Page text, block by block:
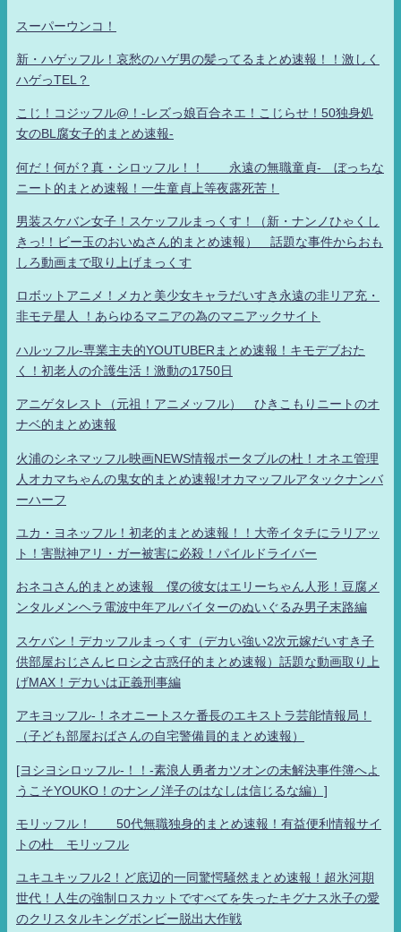
スーパーウンコ！
新・ハゲッフル！哀愁のハゲ男の髪ってるまとめ速報！！激しく
ハゲっTEL？
こじ！コジッフル@！-レズっ娘百合ネエ！こじらせ！50独身処
女のBL腐女子的まとめ速報-
何だ！何が？真・シロッフル！！ 永遠の無職童貞- ぼっちな
ニート的まとめ速報！一生童貞上等夜露死苦！
男装スケバン女子！スケッフルまっくす！（新・ナンノひゃくし
きっ!！ビー玉のおいぬさん的まとめ速報） 話題な事件からおも
しろ動画まで取り上げまっくす
ロボットアニメ！メカと美少女キャラだいすき永遠の非リア充・
非モテ星人 ！あらゆるマニアの為のマニアックサイト
ハルッフル-専業主夫的YOUTUBERまとめ速報！キモデブおた
く！初老人の介護生活！激動の1750日
アニゲタレスト（元祖！アニメッフル） ひきこもりニートのオ
ナベ的まとめ速報
火浦のシネマッフル映画NEWS情報ポータブルの杜！オネエ管理
人オカマちゃんの鬼女的まとめ速報!オカマッフルアタックナンバ
ーハーフ
ユカ・ヨネッフル！初老的まとめ速報！！大帝イタチにラリアッ
ト！害獣神アリ・ガー被害に必殺！パイルドライバー
おネコさん的まとめ速報 僕の彼女はエリーちゃん人形！豆腐メ
ンタルメンヘラ電波中年アルバイターのぬいぐるみ男子末路編
スケバン！デカッフルまっくす（デカい強い2次元嫁だいすき子
供部屋おじさんヒロシ之古惑仔的まとめ速報）話題な動画取り上
げMAX！デカいは正義刑事編
アキヨッフル-！ネオニートスケ番長のエキストラ芸能情報局！
（子ども部屋おばさんの自宅警備員的まとめ速報）
[ヨシヨシロッフル-！！-素浪人勇者カツオンの未解決事件簿へよ
うこそYOUKO！のナンノ洋子のはなしは信じるな編）]
モリッフル！ 50代無職独身的まとめ速報！有益便利情報サイ
トの杜 モリッフル
ユキユキッフル2！ど底辺的一同驚愕騒然まとめ速報！超氷河期
世代！人生の強制ロスカットですべてを失ったキグナス氷子の愛
のクリスタルキングボンビー脱出大作戦